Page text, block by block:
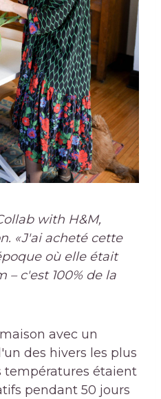
with H&M,
«J'ai acheté cette
où elle était
– c'est 100% de la
avec un
des hivers les plus
températures étaient
pendant 50 jours